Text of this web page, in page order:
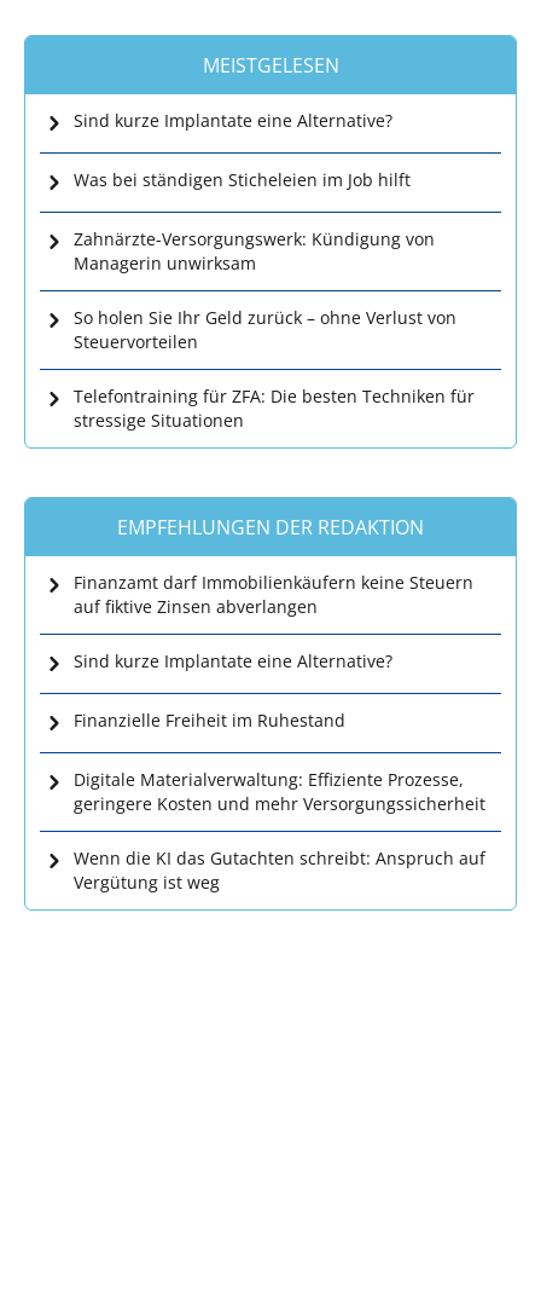
MEISTGELESEN
Sind kurze Implantate eine Alternative?
Was bei ständigen Sticheleien im Job hilft
Zahnärzte-Versorgungswerk: Kündigung von
Managerin unwirksam
So holen Sie Ihr Geld zurück – ohne Verlust von
Steuervorteilen
Telefontraining für ZFA: Die besten Techniken für
stressige Situationen
EMPFEHLUNGEN DER REDAKTION
Finanzamt darf Immobilienkäufern keine Steuern
auf fiktive Zinsen abverlangen
Sind kurze Implantate eine Alternative?
Finanzielle Freiheit im Ruhestand
Digitale Materialverwaltung: Effiziente Prozesse,
geringere Kosten und mehr Versorgungssicherheit
Wenn die KI das Gutachten schreibt: Anspruch auf
Vergütung ist weg